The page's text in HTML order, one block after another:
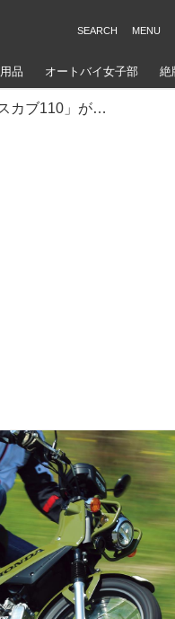
用品 オートバイ女子部 絶
ホンダ「クロスカブ110」が選ばれるワケ。小型AT免許でも楽しめるワイルドな原付二種【試乗インプレ＆車両解説】